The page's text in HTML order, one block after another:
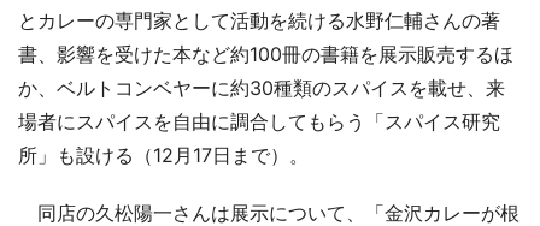
とカレーの専門家として活動を続ける水野仁輔さんの著
書、影響を受けた本など約100冊の書籍を展示販売するほ
か、ベルトコンベヤーに約30種類のスパイスを載せ、来
場者にスパイスを自由に調合してもらう「スパイス研究
所」も設ける（12月17日まで）。
同店の久松陽一さんは展示について、「金沢カレーが根